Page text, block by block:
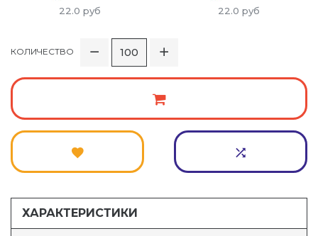
22.0 руб 22.0 руб
КОЛИЧЕСТВО
ХАРАКТЕРИСТИКИ